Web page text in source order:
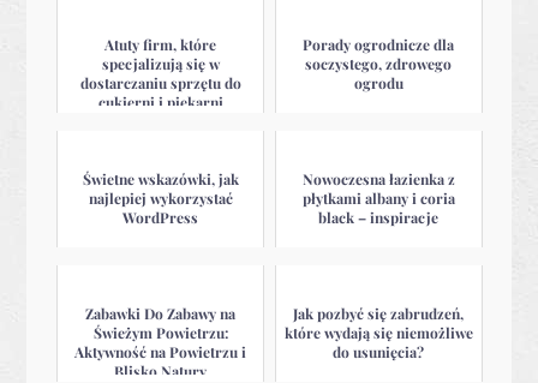
Atuty firm, które
specjalizują się w
dostarczaniu sprzętu do
cukierni i piekarni
Porady ogrodnicze dla
soczystego, zdrowego
ogrodu
Świetne wskazówki, jak
najlepiej wykorzystać
WordPress
Nowoczesna łazienka z
płytkami albany i coria
black – inspiracje
Zabawki Do Zabawy na
Świeżym Powietrzu:
Aktywność na Powietrzu i
Blisko Natury
Jak pozbyć się zabrudzeń,
które wydają się niemożliwe
do usunięcia?